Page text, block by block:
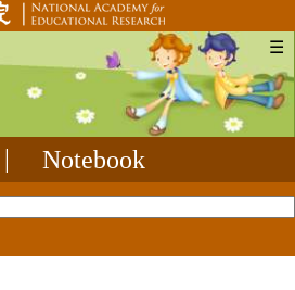
☰
Notebook